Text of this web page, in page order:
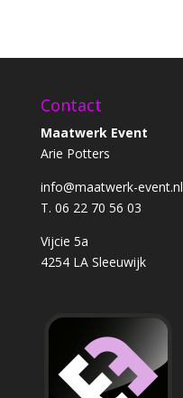
Contact
Maatwerk Event
Arie Potters
info@maatwerk-event.nl
T. 06 22 70 56 03
Vijcie 5a
4254 LA Sleeuwijk